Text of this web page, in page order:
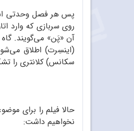
پس هر فصل وحدتی
روی سربازی که وارد
آن «پَن» می‌گویند. گاه
(اینسِرت) اطلاق
سکانس) کلانتری را
حالا فیلم‌ را برای
نخواهیم داشت: